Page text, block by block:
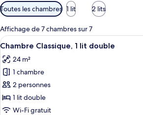
Filtres
disponibles
pour
les
chambres
Toutes les chambres 1 lit 2 lits
Affichage de 7 chambres sur 7
Afficher
toutes
les
photos
pour
ce
type
Une
3
Chambre Classique, 1 lit double
24 m²
1 chambre
2 personnes
1 lit double
Wi-Fi gratuit